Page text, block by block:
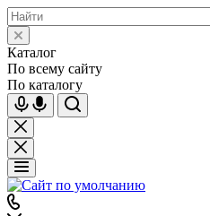
Каталог
По всему сайту
По каталогу